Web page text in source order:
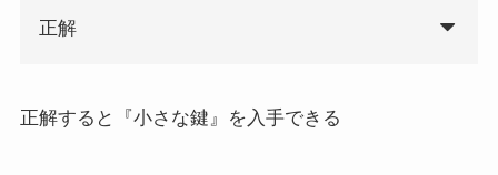
正解
正解すると『小さな鍵』を入手できる